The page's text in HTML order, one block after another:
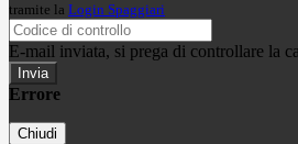
tramite la Login Spaggiari
E-mail inviata, si prega di controllare la
Errore
Chiudi